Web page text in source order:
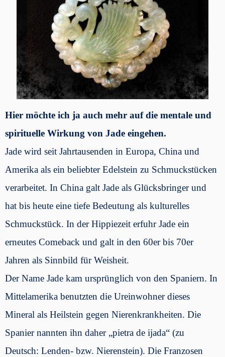
Hier möchte ich ja auch mehr auf die mentale und
spirituelle Wirkung von Jade eingehen.
Jade wird seit Jahrtausenden in Europa, China und
Amerika als ein beliebter Edelstein zu Schmuckstücken
verarbeitet. In China galt Jade als Glücksbringer und
hat bis heute eine tiefe Bedeutung als kulturelles
Schmuckstück. In der Hippiezeit erfuhr Jade ein
erneutes Comeback und galt in den 60er bis 70er
Jahren als Sinnbild für Weisheit.
Der Name Jade kam ursprünglich von den Spaniern. In
Mittelamerika benutzten die Ureinwohner dieses
Mineral als Heilstein gegen Nierenkrankheiten. Die
Spanier nannten ihn daher „pietra de ijada“ (zu
Deutsch: Lenden- bzw. Nierenstein). Die Franzosen